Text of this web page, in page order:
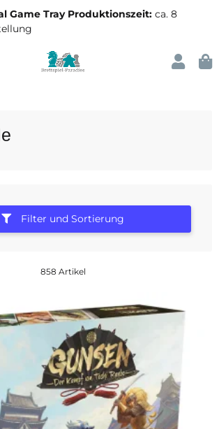
Game Tray Produktionszeit: ca. 8
Filter und Sortierung
858 Artikel